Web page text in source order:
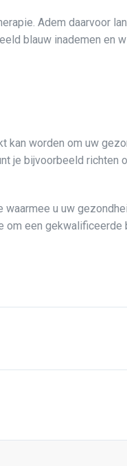
Adem daarvoor
blauw inademen en
kan worden om uw
je bijvoorbeeld
u uw
een gekwalificeerde